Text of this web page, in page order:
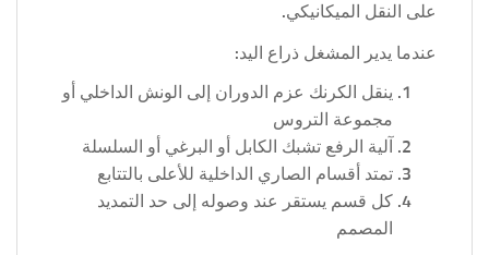
على النقل الميكانيكي.
عندما يدير المشغل ذراع اليد:
ينقل الكرنك عزم الدوران إلى الونش الداخلي أو
مجموعة التروس
آلية الرفع تشبك الكابل أو البرغي أو السلسلة
تمتد أقسام الصاري الداخلية للأعلى بالتتابع
كل قسم يستقر عند وصوله إلى حد التمديد
المصمم